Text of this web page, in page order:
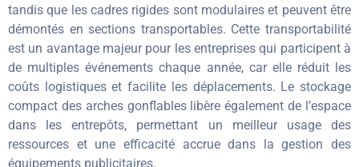
tandis que les cadres rigides sont modulaires et peuvent être
démontés en sections transportables. Cette transportabilité
est un avantage majeur pour les entreprises qui participent à
de multiples événements chaque année, car elle réduit les
coûts logistiques et facilite les déplacements. Le stockage
compact des arches gonflables libère également de l’espace
dans les entrepôts, permettant un meilleur usage des
ressources et une efficacité accrue dans la gestion des
équipements publicitaires.